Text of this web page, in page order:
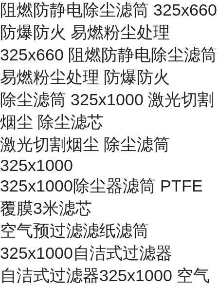
阻燃防静电除尘滤筒 325x660
防爆防火 易燃粉尘处理
325x660 阻燃防静电除尘滤筒
易燃粉尘处理 防爆防火
除尘滤筒 325x1000 激光切割
烟尘 除尘滤芯
激光切割烟尘 除尘滤筒
325x1000
325x1000除尘器滤筒 PTFE
覆膜3米滤芯
空气预过滤滤纸滤筒
325x1000自洁式过滤器
自洁式过滤器325x1000 空气